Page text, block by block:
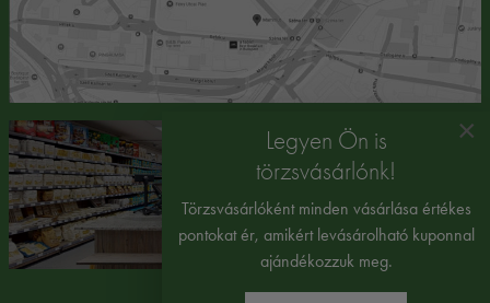
×
Legyen Ön is
törzsvásárlónk!
Törzsvásárlóként minden vásárlása értékes
pontokat ér, amikért levásárolható kuponnal
ajándékozzuk meg.